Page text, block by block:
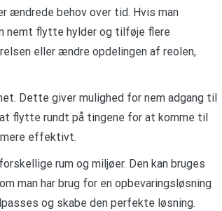
ændrede behov over tid. Hvis man
nemt flytte hylder og tilføje flere
eller ændre opdelingen af reolen,
Dette giver mulighed for nem adgang til
flytte rundt på tingene for at komme til
mere effektivt.
rum og miljøer. Den kan bruges
man har brug for en opbevaringsløsning
og skabe den perfekte løsning.